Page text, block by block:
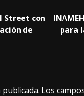
Street con
de
para
Los